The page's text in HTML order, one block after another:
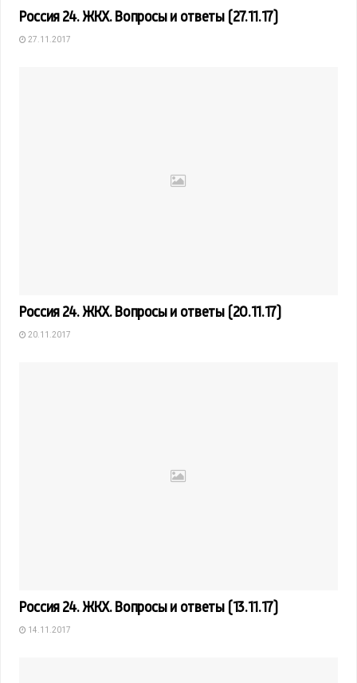
Россия 24. ЖКХ. Вопросы и ответы (27.11.17)
27.11.2017
Россия 24. ЖКХ. Вопросы и ответы (20.11.17)
20.11.2017
Россия 24. ЖКХ. Вопросы и ответы (13.11.17)
14.11.2017